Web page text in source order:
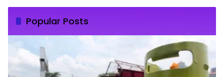
Popular Posts